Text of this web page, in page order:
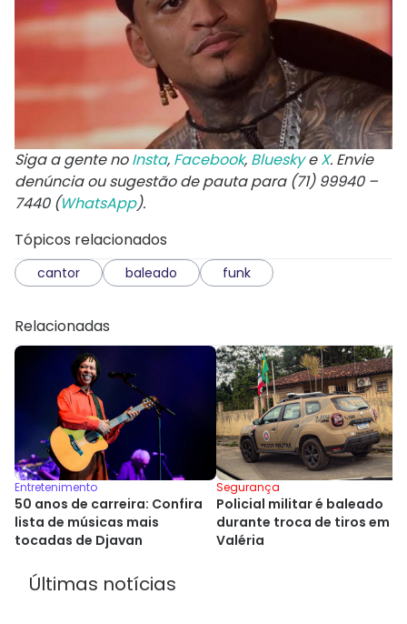
Siga a gente noInsta, Facebook, BlueskyeX. Envie
denúncia ou sugestão de pauta para (71) 99940 –
7440 (WhatsApp).
Tópicos relacionados
cantor baleado funk
Relacionadas
Entretenimento
50 anos de carreira: Confira
lista de músicas mais
tocadas de Djavan
Segurança
Policial militar é baleado
durante troca de tiros em
Valéria
Últimas notícias